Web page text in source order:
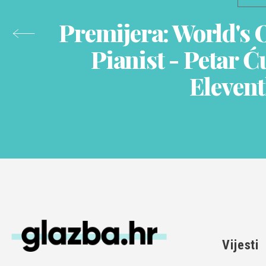
Premijera: World's
Pianist - Petar
Vijesti